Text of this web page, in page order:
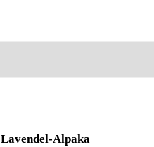
Lavendel-Alpaka